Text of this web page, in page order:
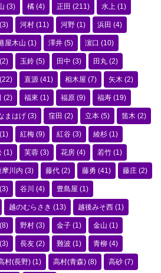
(3) 橘 (4) 正田 (211) 水上 (1)
(3) 河村 (11) 河野 (1) 浜田 (4)
屋木山 (1) 澤井 (5) 濵口 (10)
(2) 玉鈴 (5) 田中 (3) 田丸 (2)
(22) 直源 (41) 相木屋 (7) 矢木 (2)
(2) 福來 (1) 福原 (9) 福寿 (19)
まはげ (3) 窪田 (2) 立本 (5) 笛木 (2)
(1) 紅梅 (9) 紅谷 (3) 綾杉 (1)
(1) 芙蓉 (3) 花房 (4) 若竹 (1)
摩川内 (3) 藤代 (2) 藤勇 (41) 藤庄 (2)
(3) 谷川 (4) 豊島屋 (1)
越のむらさき (13) 越後みそ西 (1)
(8) 野村 (3) 金子 (1) 金山 (1)
(3) 長友 (2) 難波 (1) 青柳 (4)
村(長野) (1) 高村(青森) (8) 高砂 (7)